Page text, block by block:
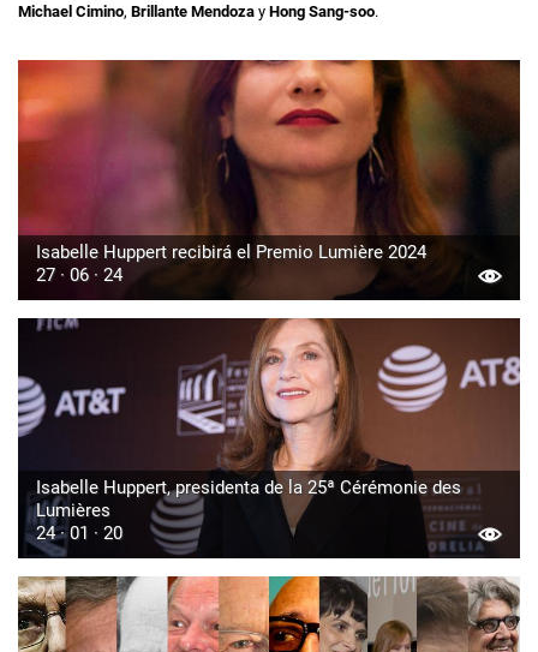
Michael Cimino, Brillante Mendoza y Hong Sang-soo.
Isabelle Huppert recibirá el Premio Lumière 2024
27 · 06 · 24
Isabelle Huppert, presidenta de la 25ª Cérémonie des
Lumières
24 · 01 · 20